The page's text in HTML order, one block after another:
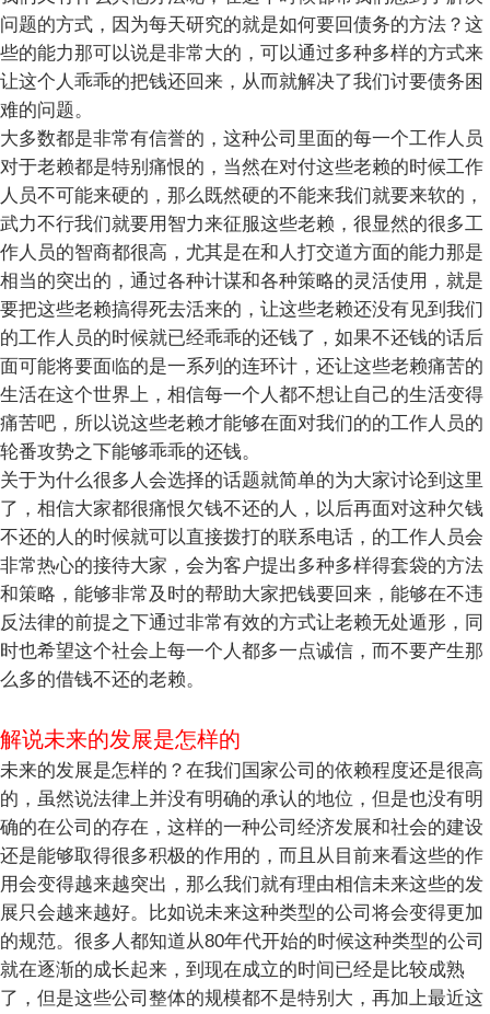
问题的方式，因为每天研究的就是如何要回债务的方法？这
些的能力那可以说是非常大的，可以通过多种多样的方式来
让这个人乖乖的把钱还回来，从而就解决了我们讨要债务困
难的问题。
大多数都是非常有信誉的，这种公司里面的每一个工作人员
对于老赖都是特别痛恨的，当然在对付这些老赖的时候工作
人员不可能来硬的，那么既然硬的不能来我们就要来软的，
武力不行我们就要用智力来征服这些老赖，很显然的很多工
作人员的智商都很高，尤其是在和人打交道方面的能力那是
相当的突出的，通过各种计谋和各种策略的灵活使用，就是
要把这些老赖搞得死去活来的，让这些老赖还没有见到我们
的工作人员的时候就已经乖乖的还钱了，如果不还钱的话后
面可能将要面临的是一系列的连环计，还让这些老赖痛苦的
生活在这个世界上，相信每一个人都不想让自己的生活变得
痛苦吧，所以说这些老赖才能够在面对我们的的工作人员的
轮番攻势之下能够乖乖的还钱。
关于为什么很多人会选择的话题就简单的为大家讨论到这里
了，相信大家都很痛恨欠钱不还的人，以后再面对这种欠钱
不还的人的时候就可以直接拨打的联系电话，的工作人员会
非常热心的接待大家，会为客户提出多种多样得套袋的方法
和策略，能够非常及时的帮助大家把钱要回来，能够在不违
反法律的前提之下通过非常有效的方式让老赖无处遁形，同
时也希望这个社会上每一个人都多一点诚信，而不要产生那
么多的借钱不还的老赖。
解说未来的发展是怎样的
未来的发展是怎样的？在我们国家公司的依赖程度还是很高
的，虽然说法律上并没有明确的承认的地位，但是也没有明
确的在公司的存在，这样的一种公司经济发展和社会的建设
还是能够取得很多积极的作用的，而且从目前来看这些的作
用会变得越来越突出，那么我们就有理由相信未来这些的发
展只会越来越好。比如说未来这种类型的公司将会变得更加
的规范。很多人都知道从80年代开始的时候这种类型的公司
就在逐渐的成长起来，到现在成立的时间已经是比较成熟
了，但是这些公司整体的规模都不是特别大，再加上最近这